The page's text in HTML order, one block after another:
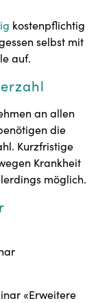
kostenpflichtig
selbst mit
auf.
an allen
die
Kurzfristige
Krankheit
möglich.
«Erweitere